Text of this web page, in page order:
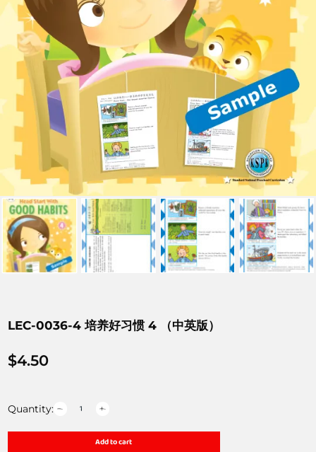
LEC-0036-4 培养好习惯 4 （中英版）
$4.50
Quantity:
Add to cart